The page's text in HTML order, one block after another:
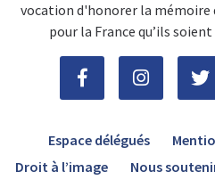
vocation d'honorer la mémoire
pour la France qu’ils
Espace délégués
Droit à l’image
Nous